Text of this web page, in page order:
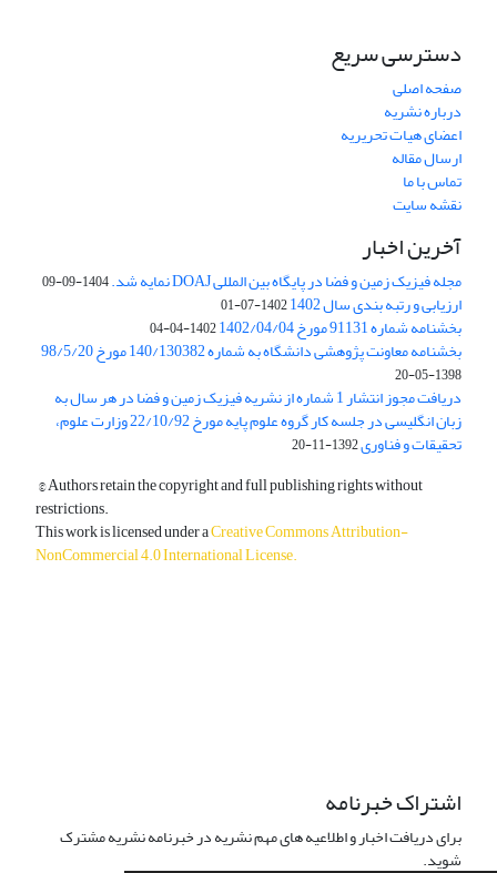
دسترسی سریع
صفحه اصلی
درباره نشریه
اعضای هیات تحریریه
ارسال مقاله
تماس با ما
نقشه سایت
آخرین اخبار
مجله فیزیک زمین و فضا در پایگاه بین المللی DOAJ نمایه شد. 1404-09-09
ارزیابی و رتبه بندی سال 1402 1402-07-01
بخشنامه شماره 91131 مورخ 1402/04/04 1402-04-04
بخشنامه معاونت پژوهشی دانشگاه به شماره 140/130382 مورخ 98/5/20
1398-05-20
دریافت مجوز انتشار 1 شماره از نشریه فیزیک زمین و فضا در هر سال به
زبان انگلیسی در جلسه کار گروه علوم پایه مورخ 22/10/92 وزارت علوم،
تحقیقات و فناوری1392-11-20
© Authors retain the copyright and full publishing rights without
restrictions.
This work is licensed under aCreative Commons Attribution-
NonCommercial 4.0 International License.
اشتراک خبرنامه
برای دریافت اخبار و اطلاعیه های مهم نشریه در خبرنامه نشریه مشترک
شوید.